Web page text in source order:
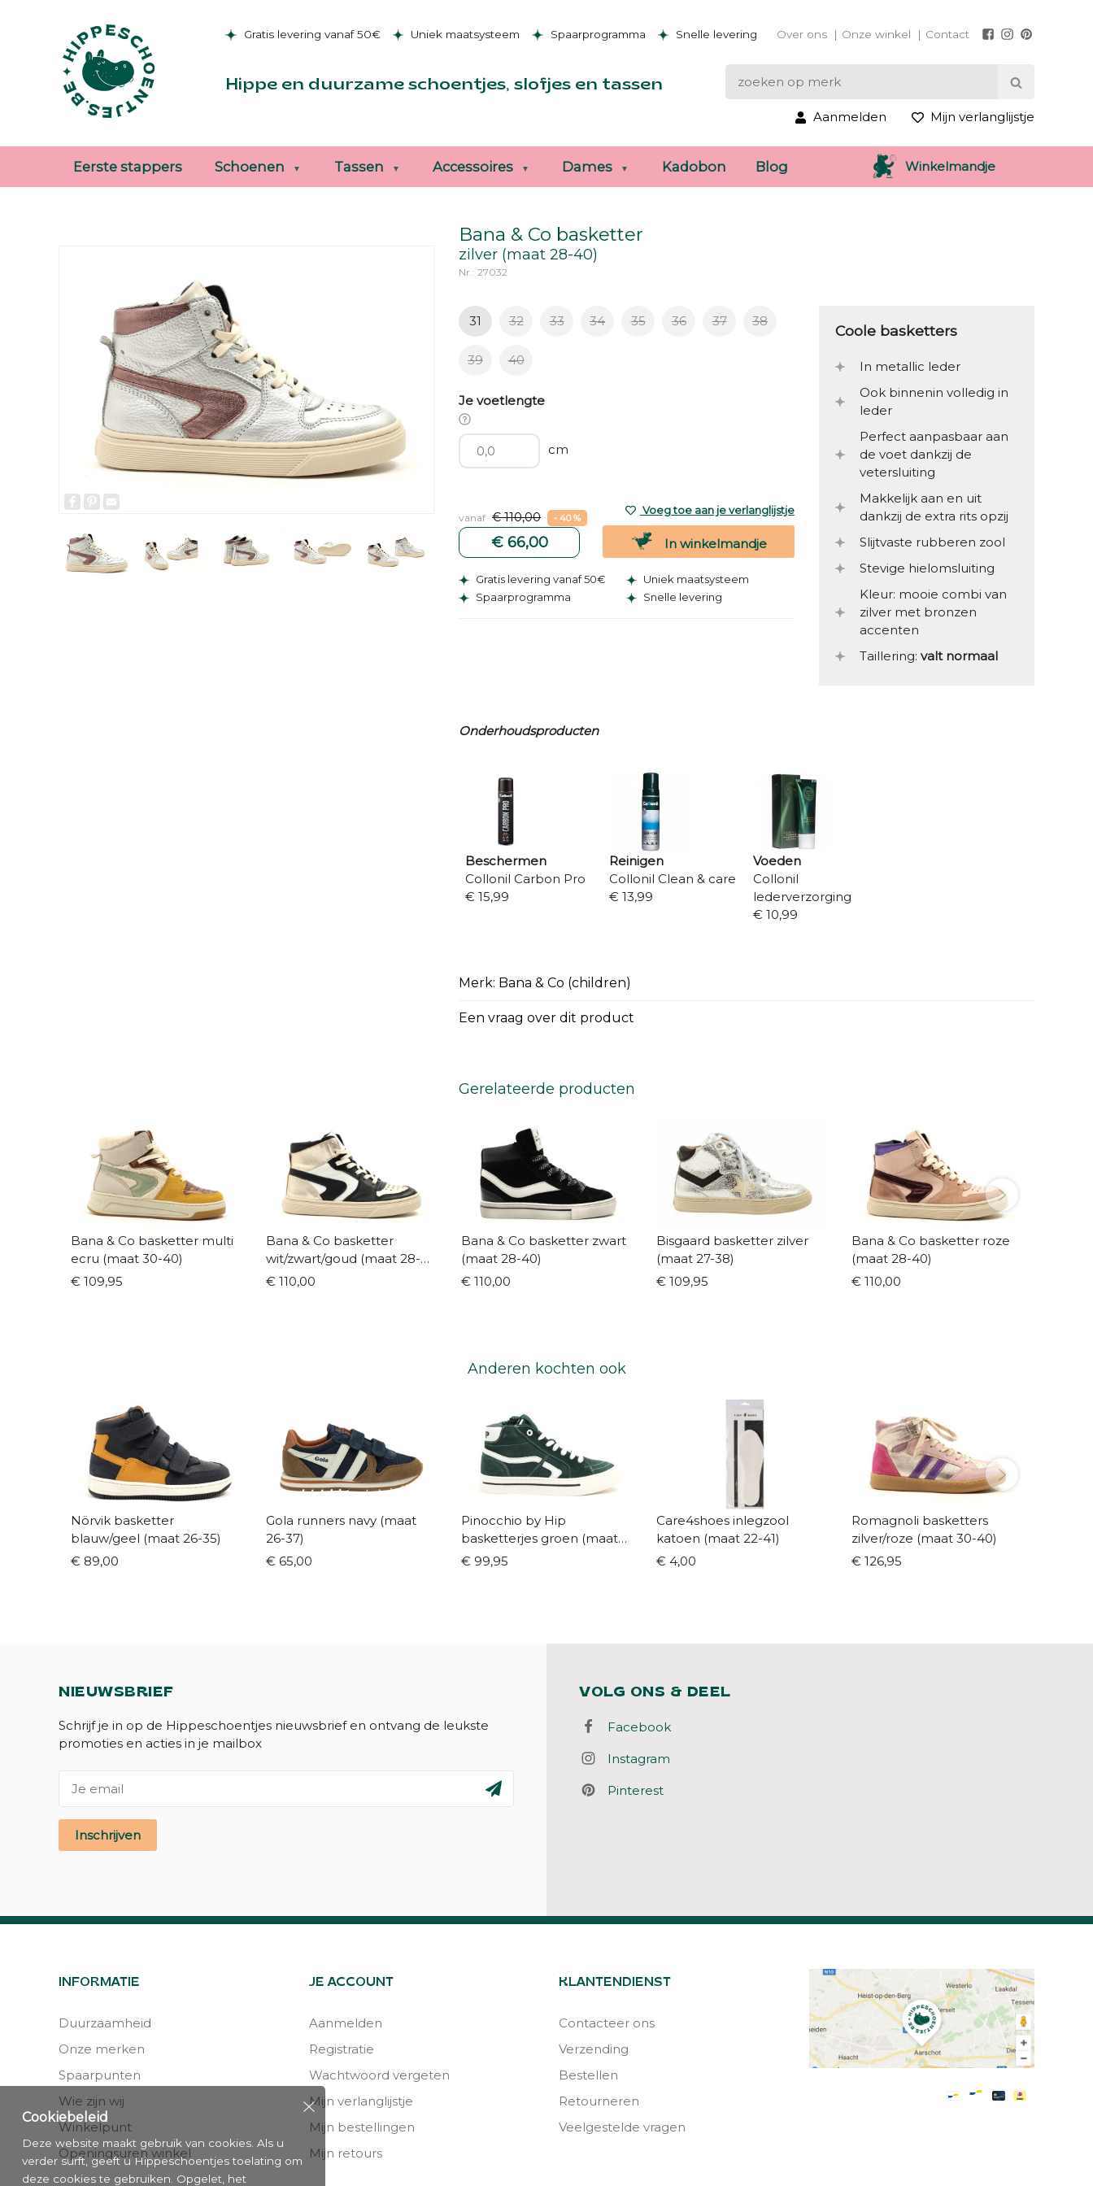
Gratis levering vanaf 50€ Uniek maatsysteem Spaarprogramma Snelle levering Over ons Onze winkel Contact
Hippe en duurzame schoentjes, slofjes en tassen
Aanmelden Mijn verlanglijstje
Eerste stappers Schoenen Tassen Accessoires Dames Kadobon Blog Winkelmandje
Bana & Co basketter
Facebook
Pinterest
zilver (maat 28-40)
Nr.: 27032
31 32 33 34 35 36 37 38
39 40
Je voetlengte
cm
vanaf € 110,00 - 40 %
€ 66,00
Voeg toe aan je verlanglijstje
In winkelmandje
Gratis levering vanaf 50€
Uniek maatsysteem
Spaarprogramma
Snelle levering
Coole basketters
In metallic leder
Ook binnenin volledig in
leder
Perfect aanpasbaar aan
de voet dankzij de
vetersluiting
Makkelijk aan en uit
dankzij de extra rits opzij
Slijtvaste rubberen zool
Stevige hielomsluiting
Kleur: mooie combi van
zilver met bronzen
accenten
Taillering: valt normaal
Onderhoudsproducten
Beschermen
Collonil Carbon Pro
€ 15,99
Reinigen
Collonil Clean & care
€ 13,99
Voeden
Collonil
lederverzorging
€ 10,99
Merk: Bana & Co (children)
Een vraag over dit product
Gerelateerde producten
Bana & Co basketter multi
ecru (maat 30-40)
€ 109,95
Bana & Co basketter
wit/zwart/goud (maat 28-
40)
€ 110,00
Bana & Co basketter zwart
(maat 28-40)
€ 110,00
Bisgaard basketter zilver
(maat 27-38)
€ 109,95
Bana & Co basketter roze
(maat 28-40)
€ 110,00
Anderen kochten ook
Nörvik basketter
blauw/geel (maat 26-35)
€ 89,00
Gola runners navy (maat
26-37)
€ 65,00
Pinocchio by Hip
basketterjes groen (maat
31-41)
€ 99,95
Care4shoes inlegzool
katoen (maat 22-41)
€ 4,00
Romagnoli basketters
zilver/roze (maat 30-40)
€ 126,95
NIEUWSBRIEF
Schrijf je in op de Hippeschoentjes nieuwsbrief en ontvang de leukste
promoties en acties in je mailbox
Inschrijven
VOLG ONS & DEEL
Facebook
Instagram
Pinterest
INFORMATIE
Duurzaamheid
Onze merken
Spaarpunten
Wie zijn wij
Winkelpunt
Openingsuren winkel
JE ACCOUNT
Aanmelden
Registratie
Wachtwoord vergeten
Mijn verlanglijstje
Mijn bestellingen
Mijn retours
KLANTENDIENST
Contacteer ons
Verzending
Bestellen
Retourneren
Veelgestelde vragen
Cookiebeleid
Deze website maakt gebruik van cookies. Als u
verder surft, geeft u Hippeschoentjes toelating om
deze cookies te gebruiken. Opgelet, het